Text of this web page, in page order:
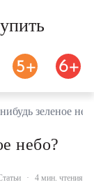
зеленое
небо?
· 4 мин. чтения